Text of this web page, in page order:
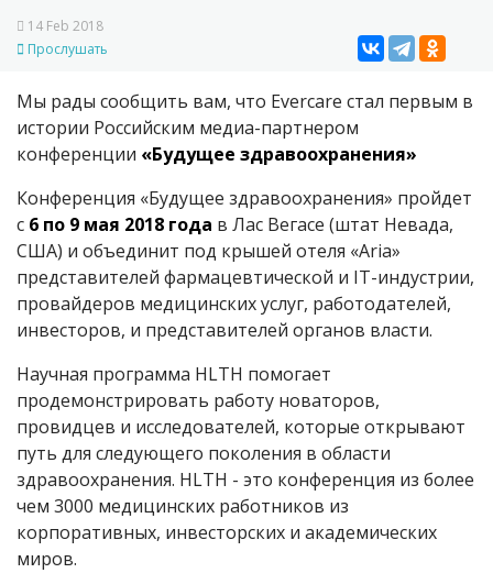
14 Feb 2018
Прослушать
Мы рады сообщить вам, что Evercare стал первым в
истории Российским медиа-партнером
конференции «Будущее здравоохранения»
Конференция «Будущее здравоохранения» пройдет
с 6 по 9 мая 2018 года в Лас Вегасе (штат Невада,
США) и объединит под крышей отеля «Aria»
представителей фармацевтической и IT-индустрии,
провайдеров медицинских услуг, работодателей,
инвесторов, и представителей органов власти.
Научная программа HLTH помогает
продемонстрировать работу новаторов,
провидцев и исследователей, которые открывают
путь для следующего поколения в области
здравоохранения. HLTH - это конференция из более
чем 3000 медицинских работников из
корпоративных, инвесторских и академических
миров.